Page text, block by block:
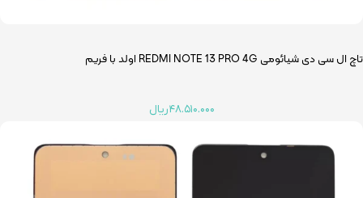
تاچ ال سی دی شیائومی REDMI NOTE 13 PRO 4G اولد با فریم
۴۸.۵۱۰.۰۰۰ریال